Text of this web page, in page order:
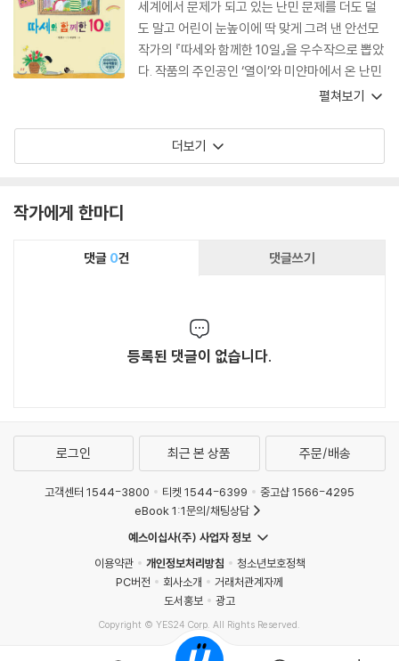
세계에서 문제가 되고 있는 난민 문제를 더도 덜
도 말고 어린이 눈높이에 딱 맞게 그려 낸 안선모
작가의 『따세와 함께한 10일』을 우수작으로 뽑았
다. 작품의 주인공인 ‘열이’와 미얀마에서 온 난민
소년 ‘따세’와의 우연한 동거를 통해 이 세상은 나
보였다. 특히 난민 소년 ‘따세’가 비굴하거나 주눅
펼쳐보기
더보기
작가에게 한마디
댓글 0건 댓글쓰기
등록된 댓글이 없습니다.
로그인 최근 본 상품 주문/배송
고객센터 1544-3800 티켓 1544-6399
중고샵 1566-4295
eBook 1:1문의/채팅상담
예스이십사(주) 사업자 정보
이용약관
개인정보처리방침
청소년보호정책
PC버전
회사소개
거래처관계자께
도서홍보
광고
Copyright © YES24 Corp. All Rights Reserved.